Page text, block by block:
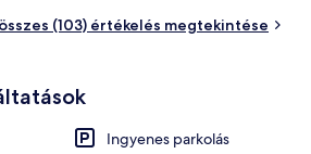
Külső rész
(103) értékelés megtekintése
Ingyenes parkolás